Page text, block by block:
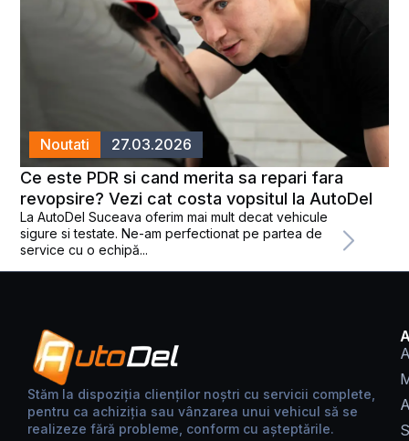
Noutati 27.03.2026
Ce este PDR si cand merita sa repari fara
revopsire? Vezi cat costa vopsitul la AutoDel
La AutoDel Suceava oferim mai mult decat vehicule
sigure si testate. Ne-am perfectionat pe partea de
service cu o echipă...
Stăm la dispoziția clienților noștri cu servicii complete,
pentru ca achiziția sau vânzarea unui vehicul să se
realizeze fără probleme, conform cu așteptările.